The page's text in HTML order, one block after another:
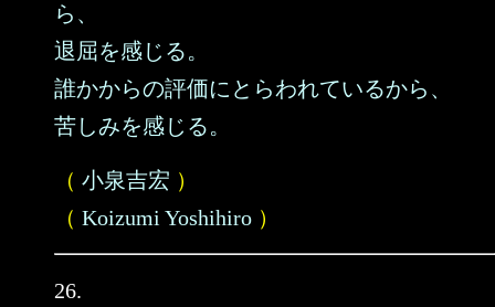
ら、
退屈を感じる。
誰かからの評価にとらわれているから、
苦しみを感じる。
（ 小泉吉宏 ）
（ Koizumi Yoshihiro ）
26.